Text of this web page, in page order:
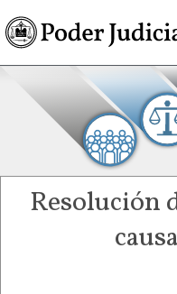
Resolución